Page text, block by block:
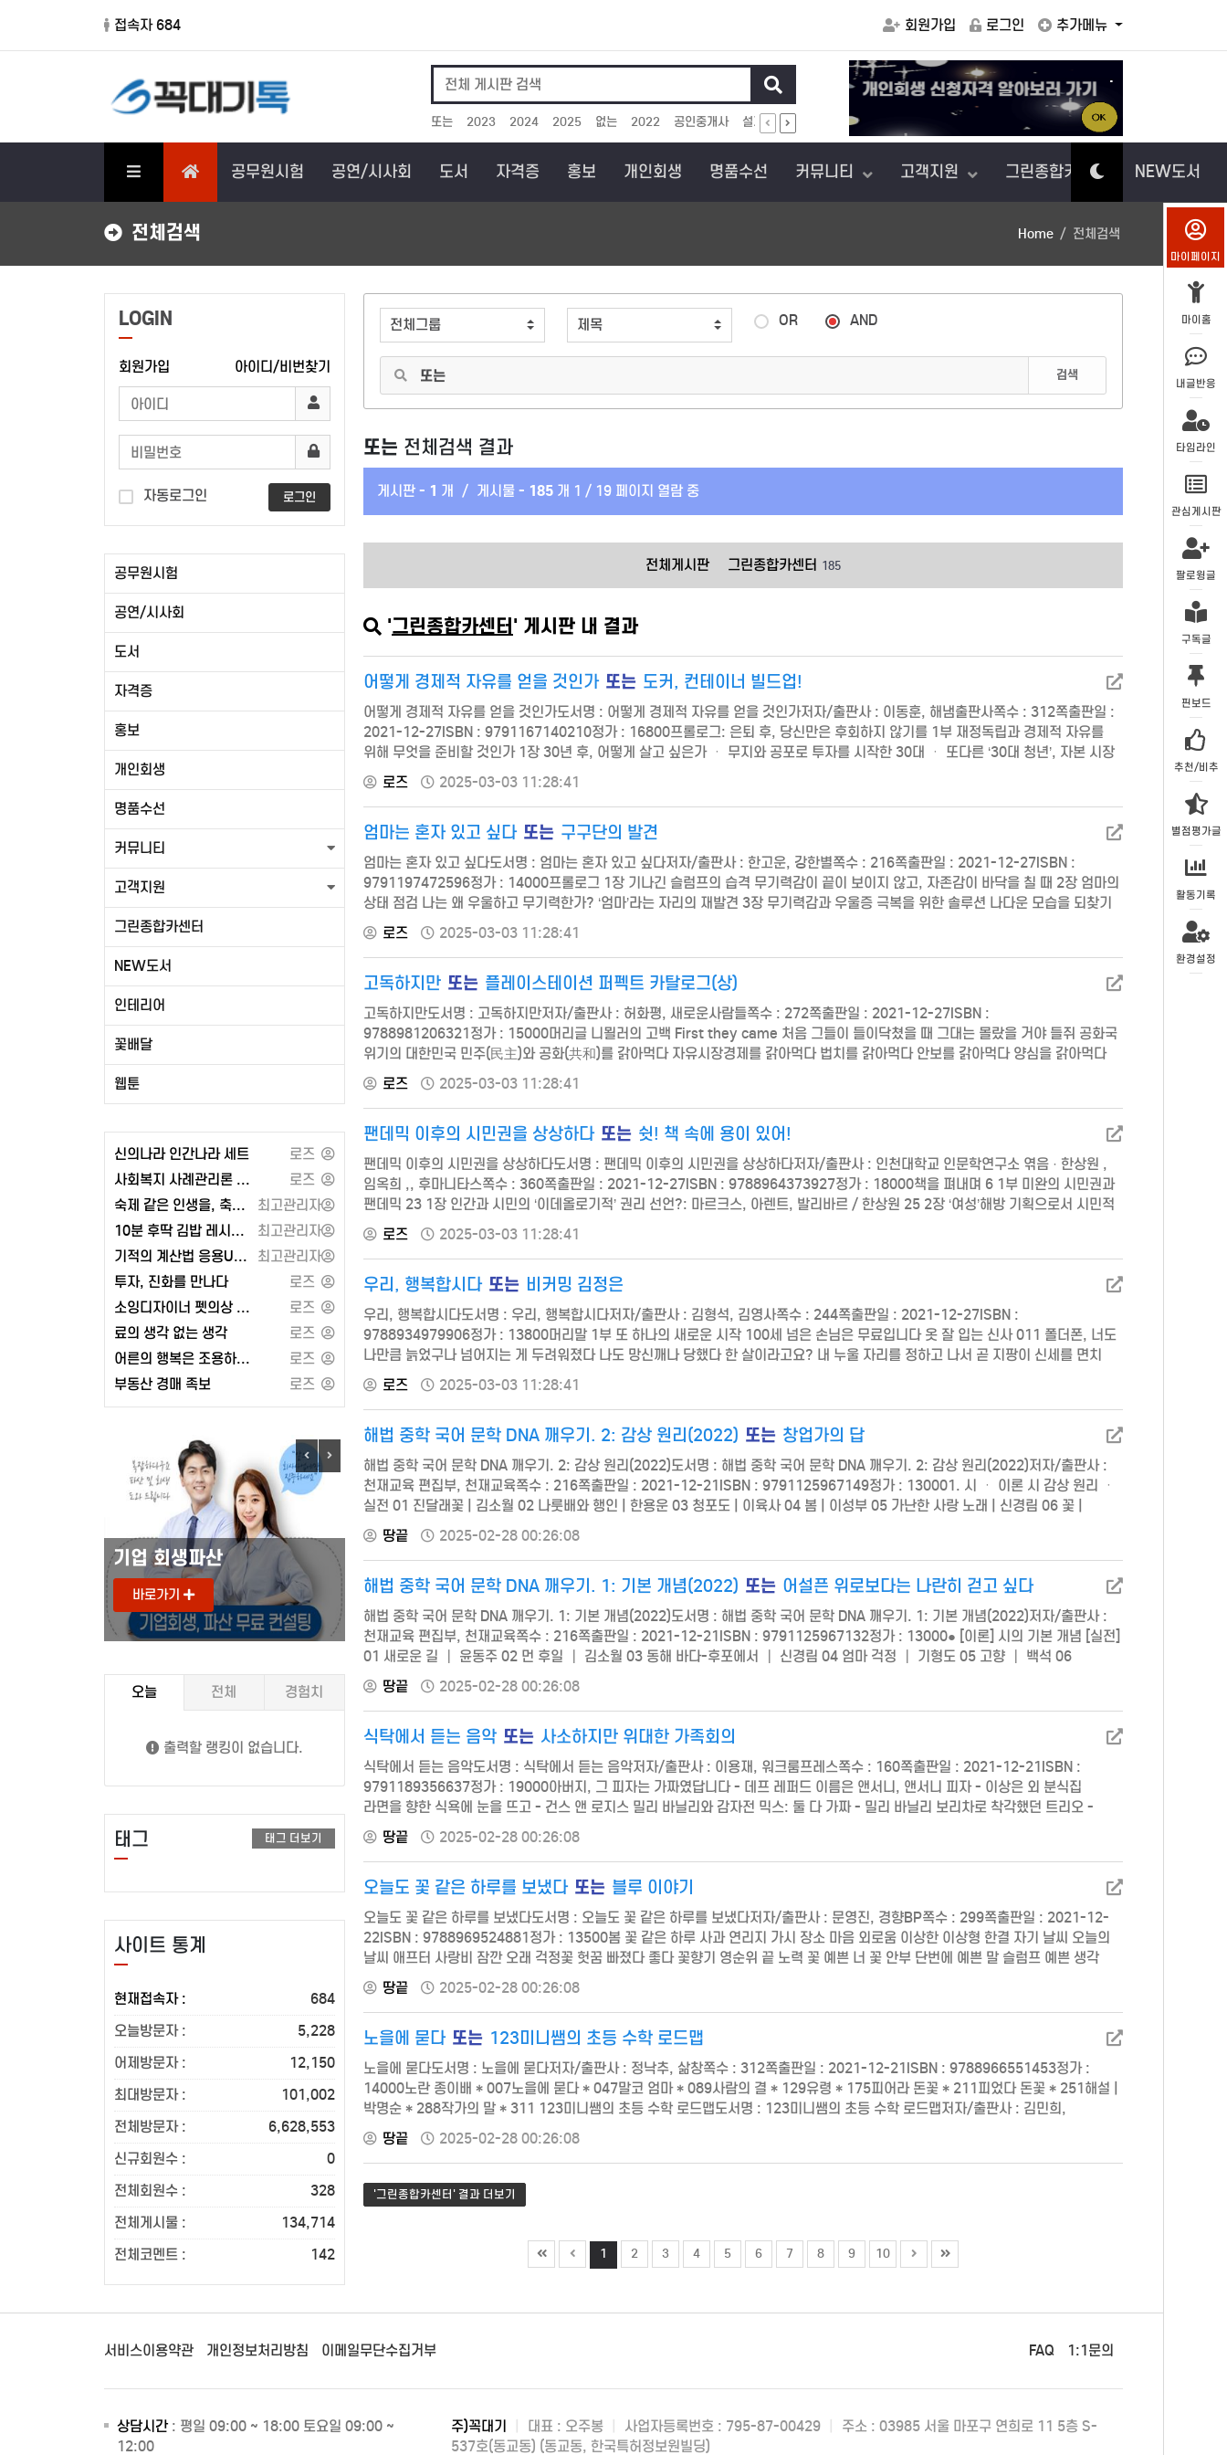
접속자 684 회원가입 로그인 추가메뉴
인기검색어
또는 2023 2024 2025 없는 2022 공인중개사 설계 아이에게 보상
.
공무원시험 공연/시사회 도서 자격증 홍보 개인회생 명품수선 커뮤니티 고객지원 그린종합카센터 NEW도서
전체검색 Home 전체검색
LOGIN
회원가입 아이디/비번찾기
자동로그인 로그인
공무원시험
공연/시사회
도서
자격증
홍보
개인회생
명품수선
커뮤니티
고객지원
그린종합카센터
NEW도서
인테리어
꽃배달
웹툰
신의나라 인간나라 세트
로즈
사회복지 사례관리론 - 공동체
로즈
숙제 같은 인생을, 축제 같은 인생으로 또는 각자도생의 세계와 지정학
최고관리자
10분 후딱 김밥 레시피 100 또는 2024 켈리 지텔프 G-POINT 33: 문법편
최고관리자
기적의 계산법 응용UP 1학년 세트 또는 유대인의 상술
최고관리자
투자, 진화를 만나다
로즈
소잉디자이너 펫의상 강아지 옷 만들기 - 경춘사
로즈
료의 생각 없는 생각
로즈
어른의 행복은 조용하다 (페이지2북스)
로즈
부동산 경매 족보
로즈
기업 회생파산
바로가기
도로안전유도원
바로가기
기업 회생파산
바로가기
도로안전유도원
바로가기
오늘 전체 경험치
출력할 랭킹이 없습니다.
태그 태그 더보기
사이트 통계
현재접속자 :
684
오늘방문자 :
5,228
어제방문자 :
12,150
최대방문자 :
101,002
전체방문자 :
6,628,553
신규회원수 :
0
전체회원수 :
328
전체게시물 :
134,714
전체코멘트 :
142
OR AND
검색
또는 전체검색 결과
게시판 - 1 개 / 게시물 - 185 개 1 / 19 페이지 열람 중
전체게시판 그린종합카센터 185
'그린종합카센터 ' 게시판 내 결과
어떻게 경제적 자유를 얻을 것인가 또는 도커, 컨테이너 빌드업!
어떻게 경제적 자유를 얻을 것인가도서명 : 어떻게 경제적 자유를 얻을 것인가저자/출판사 : 이동훈, 해냄출판사쪽수 : 312쪽출판일 :
2021-12-27ISBN : 9791167140210정가 : 16800프롤로그: 은퇴 후, 당신만은 후회하지 않기를 1부 재정독립과 경제적 자유를
위해 무엇을 준비할 것인가 1장 30년 후, 어떻게 살고 싶은가 ㆍ 무지와 공포로 투자를 시작한 30대 ㆍ 또다른 ‘30대 청년’, 자본 시장
ㆍ 20대에서 50대까지 세대별 재정 상황 ㆍ 내가 원하는 삶을 살기 위한 선결 조건, 재정독립 ㆍ 돈과…
로즈 2025-03-03 11:28:41
엄마는 혼자 있고 싶다 또는 구구단의 발견
엄마는 혼자 있고 싶다도서명 : 엄마는 혼자 있고 싶다저자/출판사 : 한고운, 강한별쪽수 : 216쪽출판일 : 2021-12-27ISBN :
9791197472596정가 : 14000프롤로그 1장 기나긴 슬럼프의 습격 무기력감이 끝이 보이지 않고, 자존감이 바닥을 칠 때 2장 엄마의
상태 점검 나는 왜 우울하고 무기력한가? ‘엄마’라는 자리의 재발견 3장 무기력감과 우울증 극복을 위한 솔루션 나다운 모습을 되찾기
위해 꼭 기억해야 할 10가지 1. 마음을 다스리자 2. 몸을 움직이자. 그리고 햇빛을 쐬자 3. 내 상…
로즈 2025-03-03 11:28:41
고독하지만 또는 플레이스테이션 퍼펙트 카탈로그(상)
고독하지만도서명 : 고독하지만저자/출판사 : 허화평, 새로운사람들쪽수 : 272쪽출판일 : 2021-12-27ISBN :
9788981206321정가 : 15000머리글 니묄러의 고백 First they came 처음 그들이 들이닥쳤을 때 그대는 몰랐을 거야 들쥐 공화국
위기의 대한민국 민주(民主)와 공화(共和)를 갉아먹다 자유시장경제를 갉아먹다 법치를 갉아먹다 안보를 갉아먹다 양심을 갉아먹다
전체주의 그림자 악령의 출현 전체주의(totalitarianism)란? 폭민(暴民, mob)의 출현 다수의 폭군(tyrants of m…
로즈 2025-03-03 11:28:41
팬데믹 이후의 시민권을 상상하다 또는 쉿! 책 속에 용이 있어!
팬데믹 이후의 시민권을 상상하다도서명 : 팬데믹 이후의 시민권을 상상하다저자/출판사 : 인천대학교 인문학연구소 엮음 · 한상원 ,
임옥희 ,, 후마니타스쪽수 : 360쪽출판일 : 2021-12-27ISBN : 9788964373927정가 : 18000책을 펴내며 6 1부 미완의 시민권과
팬데믹 23 1장 인간과 시민의 ‘이데올로기적’ 권리 선언?: 마르크스, 아렌트, 발리바르 / 한상원 25 2장 ‘여성’해방 기획으로서 시민적
참여와 정치적 감정 / 임옥희 65 3장 비상사태의 시대, 민주주의와 시민권을 위한 모색: 아렌트의 ‘기…
로즈 2025-03-03 11:28:41
우리, 행복합시다 또는 비커밍 김정은
우리, 행복합시다도서명 : 우리, 행복합시다저자/출판사 : 김형석, 김영사쪽수 : 244쪽출판일 : 2021-12-27ISBN :
9788934979906정가 : 13800머리말 1부 또 하나의 새로운 시작 100세 넘은 손님은 무료입니다 옷 잘 입는 신사 011 폴더폰, 너도
나만큼 늙었구나 넘어지는 게 두려워졌다 나도 망신깨나 당했다 한 살이라고요? 내 누울 자리를 정하고 나서 곧 지팡이 신세를 면치
못할 것 같다 어른들의 장난기 난 전국에 별장이 있다 책 장사가 본업은 아니었는데 세월은 흘렀어도 우정은 남았다 코로나와 사랑 …
로즈 2025-03-03 11:28:41
해법 중학 국어 문학 DNA 깨우기. 2: 감상 원리(2022) 또는 창업가의 답
해법 중학 국어 문학 DNA 깨우기. 2: 감상 원리(2022)도서명 : 해법 중학 국어 문학 DNA 깨우기. 2: 감상 원리(2022)저자/출판사 :
천재교육 편집부, 천재교육쪽수 : 216쪽출판일 : 2021-12-21ISBN : 9791125967149정가 : 130001. 시 ㆍ 이론 시 감상 원리 ㆍ
실전 01 진달래꽃 | 김소월 02 나룻배와 행인 | 한용운 03 청포도 | 이육사 04 봄 | 이성부 05 가난한 사랑 노래 | 신경림 06 꽃 |
김춘수 07 상처가 더 꽃이다 | 유안진 08 (가) 천만리 머나먼 길에 |…
땅끝 2025-02-28 00:26:08
해법 중학 국어 문학 DNA 깨우기. 1: 기본 개념(2022) 또는 어설픈 위로보다는 나란히 걷고 싶다
해법 중학 국어 문학 DNA 깨우기. 1: 기본 개념(2022)도서명 : 해법 중학 국어 문학 DNA 깨우기. 1: 기본 개념(2022)저자/출판사 :
천재교육 편집부, 천재교육쪽수 : 216쪽출판일 : 2021-12-21ISBN : 9791125967132정가 : 13000● [이론] 시의 기본 개념 [실전]
01 새로운 길 ┃ 윤동주 02 먼 후일 ┃ 김소월 03 동해 바다-후포에서 ┃ 신경림 04 엄마 걱정 ┃ 기형도 05 고향 ┃ 백석 06
귀뚜라미 ┃ 나희덕 07 오우가 ┃ 윤선도 08 까마귀 싸우는 골에 ┃ 영천 이씨 …
땅끝 2025-02-28 00:26:08
식탁에서 듣는 음악 또는 사소하지만 위대한 가족회의
식탁에서 듣는 음악도서명 : 식탁에서 듣는 음악저자/출판사 : 이용재, 워크룸프레스쪽수 : 160쪽출판일 : 2021-12-21ISBN :
9791189356637정가 : 19000아버지, 그 피자는 가짜였답니다 - 데프 레퍼드 이름은 앤서니, 앤서니 피자 - 이상은 외 분식집
라면을 향한 식욕에 눈을 뜨고 - 건스 앤 로지스 밀리 바닐리와 감자전 믹스: 둘 다 가짜 - 밀리 바닐리 보리차로 착각했던 트리오 -
푼수들 비트로 퍼 올리고 과일로 끓인 잼 - 테크노트로닉 다시 먹고 싶지 않아요, 부활절 달걀 - 티미 티 커피와 돈가스를…
땅끝 2025-02-28 00:26:08
오늘도 꽃 같은 하루를 보냈다 또는 블루 이야기
오늘도 꽃 같은 하루를 보냈다도서명 : 오늘도 꽃 같은 하루를 보냈다저자/출판사 : 문영진, 경향BP쪽수 : 299쪽출판일 : 2021-12-
22ISBN : 9788969524881정가 : 13500봄 꽃 같은 하루 사과 연리지 가시 장소 마음 외로움 이상한 이상형 한결 자기 날씨 오늘의
날씨 애프터 사랑비 잠깐 오래 걱정꽃 헛꿈 빠졌다 좋다 꽃향기 영순위 끝 노력 꽃 예쁜 너 꽃 안부 단번에 예쁜 말 슬럼프 예쁜 생각
예뻐 너무 카메라 함께 사진 이상한 마음 너 때문에 부정 거리 마음의 시간 좋아해 헤어져 점점 웃음꽃 쓰레기 어깨…
땅끝 2025-02-28 00:26:08
노을에 묻다 또는 123미니쌤의 초등 수학 로드맵
노을에 묻다도서명 : 노을에 묻다저자/출판사 : 정낙추, 삶창쪽수 : 312쪽출판일 : 2021-12-21ISBN : 9788966551453정가 :
14000노란 종이배 * 007노을에 묻다 * 047말코 엄마 * 089사람의 결 * 129유령 * 175피어라 돈꽃 * 211피었다 돈꽃 * 251해설 |
박명순 * 288작가의 말 * 311 123미니쌤의 초등 수학 로드맵도서명 : 123미니쌤의 초등 수학 로드맵저자/출판사 : 김민희,
생각지도쪽수 : 324쪽출판일 : 2021-12-22ISBN : 9791187875185…
땅끝 2025-02-28 00:26:08
'그린종합카센터' 결과 더보기
1 2 3 4 5 6 7 8 9 10
서비스이용약관 개인정보처리방침 이메일무단수집거부 FAQ 1:1문의
상담시간: 평일 09:00 ~ 18:00 토요일 09:00 ~
12:00
주)꼭대기 대표 : 오주봉 사업자등록번호 : 795-87-00429
주소 : 03985 서울 마포구 연희로 11 5층 S-
537호(동교동) (동교동, 한국특허정보원빌딩)
마이페이지
마이홈
내글반응
타임라인
관심게시판
팔로윙글
구독글
핀보드
추천/비추
별점평가글
활동기록
환경설정